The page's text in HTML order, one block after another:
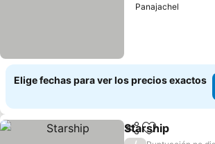
Panajachel
Elige fechas para ver los precios exactos
CompartirAgregar a
Starship